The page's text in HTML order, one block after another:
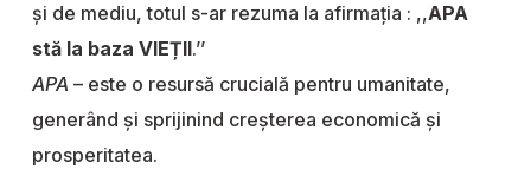
și de mediu, totul s-ar rezuma la afirmația : ,,APA
stă la baza VIEȚII.’’
APA – este o resursă crucială pentru umanitate,
generând și sprijinind creșterea economică și
prosperitatea.